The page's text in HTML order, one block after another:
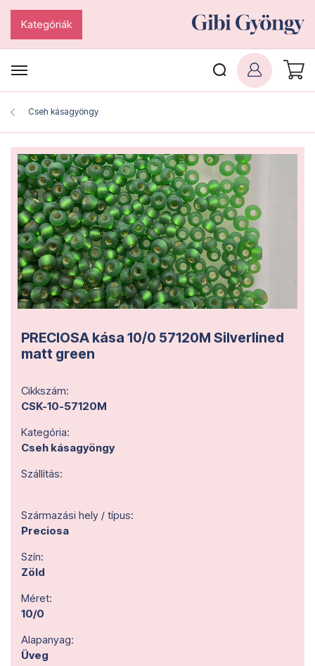
Kategóriák
Cseh kásagyöngy
PRECIOSA kása 10/0 57120M Silverlined
matt green
Cikkszám:
CSK-10-57120M
Kategória:
Cseh kásagyöngy
Szállítás:
Származási hely / típus:
Preciosa
Szín:
Zöld
Méret:
10/0
Alapanyag:
Üveg